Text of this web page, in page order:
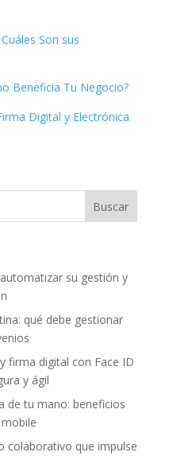
Son sus
Beneficia Tu Negocio?
Digital y Electrónica
su gestión y
qué debe gestionar
firma digital con Face ID
y ágil
de tu mano: beneficios
colaborativo que impulse